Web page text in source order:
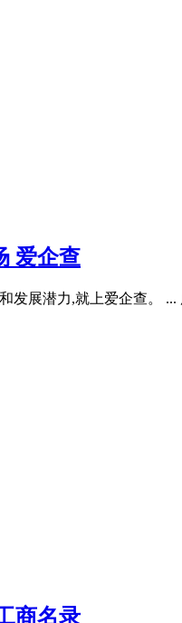
爱企查
展潜力,就上爱企查。
商名录